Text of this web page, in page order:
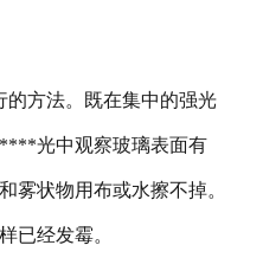
方法。既在集中的强光
光中观察玻璃表面有
状物用布或水擦不掉。
已经发霉。